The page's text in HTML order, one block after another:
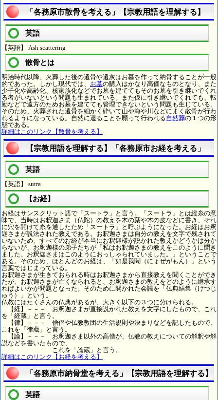
「各務原市散骨を考える」【宗教用語を理解する】
英語
【英語】 Ash scattering
散骨とは
明治時代以降、火葬した後の遺骨や遺灰はお墓を作って納骨することが一般
的であった。しかし現代では、 お墓の購入はかなり高価なものとなり、また
少子化や高齢化、核家族化などでお墓を建ててもそのお墓を引き継いでくれ
る者がいないという問題も生まれている。また仮に引き継いでくれても、転
勤などで遠方のためお墓を建てても管理できないという問題も生じている。
そのため、火葬された遺骨を細かく砕いて山や海や川などにまく散骨が行わ
れるようになっている。自然に還ることを願って行われる自然葬の１つの形
態である。
詳細はこのリンク【散骨を考える】
【宗教用語を理解する】「各務原市お経を考える」
英語
【英語】 sutra
【お経】
お経はサンスクリット語で「スートラ」と言う。「スートラ」とは縦糸の意
味で、当時はお釈迦さま（仏陀）の教えを木の葉や木の皮などに書き、それ
に穴を開けて糸を通したため「スートラ」と呼ぶようになった。お経はお釈
迦さまが説法された教えである。お釈迦さまは自分の教えを文字で残されて
いないため、すべてのお経が本当にお釈迦様が説かれた教えかどうかは分か
らないが、お釈迦様の弟子たちが「私はお釈迦さまの教えをこのように聞き
ました。お釈迦さまはこのようにおっしゃられていました。」ということで
ある。そのため、ほとんどのお経は、「如是我聞（にょぜがもん）」という
言葉ではじまっている。
お釈迦さまが生きておられる時はお釈迦さまから直接教えを聞くことができ
たが、お釈迦さまが亡くなられると、お釈迦さまの教えをどのように継承す
ればよいかが問題となった。そのために開かれた会議を「仏典結集（けつじ
ゅう）」という。
仏教にはたくさんの仏典があるが、大きく以下の３つに分けられる。
【経】－－－ お釈迦さまが直接説かれた教えを文字にしたもので、これ
を「経蔵」と言う。
【律】－－－ 僧侶や仏教教団の生活規則や決まりなどを記したもので、
これを「律蔵」と言う。
【論】－－－ お釈迦さま以外の高僧が、仏教の教えについての解釈や解
説などを書いたもので、
これを「論蔵」と言う。
詳細はこのリンク【お経を考える】
「各務原市納骨堂を考える」【宗教用語を理解する】
英語